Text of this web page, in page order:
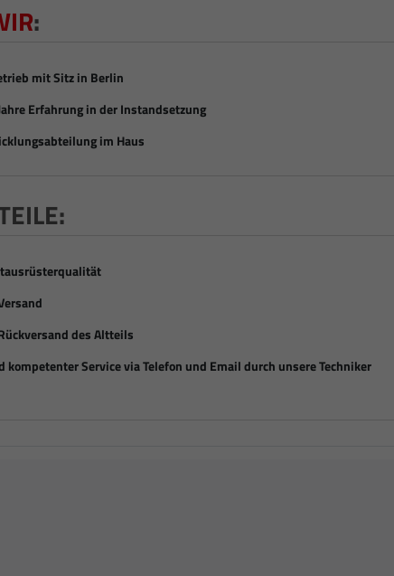
:
mit Sitz in Berlin
Erfahrung in der Instandsetzung
im Haus
des Altteils
kompetenter Service via Telefon und Email durch unsere Techniker